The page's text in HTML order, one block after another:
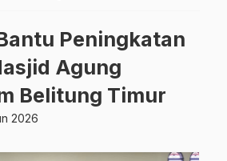
Peningkatan
Agung
Belitung Timur
2026